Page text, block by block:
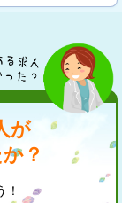
が
？